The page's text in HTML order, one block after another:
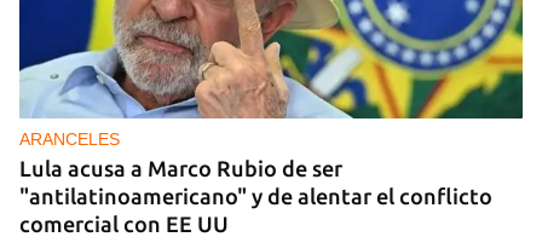
ARANCELES
Lula acusa a Marco Rubio de ser
"antilatinoamericano" y de alentar el conflicto
comercial con EE UU